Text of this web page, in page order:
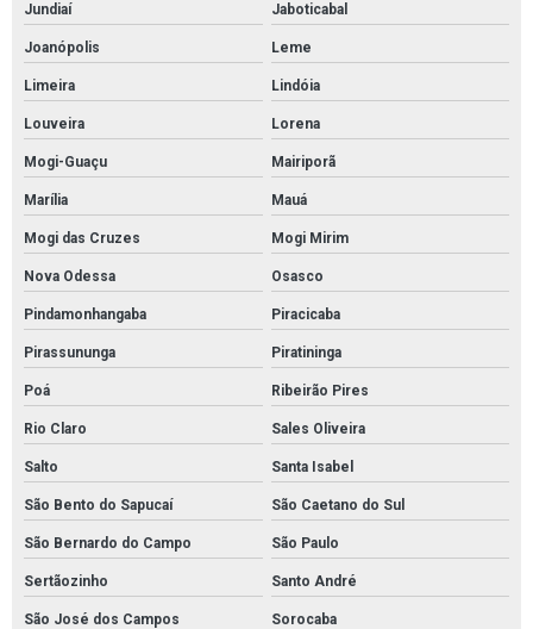
Revestimento piso autonivelante
Revestimento piso epóxi
Revestimento uretano
Revestimento uretano argamassado
Revestimento uretano autonivelante
Revestimento uretano preço
Tratamento de junta de dilatação
Tratamento de junta de dilatação em piso
Tratamento junta de dilatação estrutural
Tratamento lábio polimérico
Valor pintura poliuretano
Serviço de pintura epóxi para estacionamento em sp
Empresa que faz pintura de piso industrial
Pintura de piso industrial em são paulo
Jundiaí Jaboticabal
Joanópolis Leme
Limeira Lindóia
Louveira Lorena
Mogi-Guaçu Mairiporã
Marília Mauá
Mogi das Cruzes Mogi Mirim
Nova Odessa Osasco
Pindamonhangaba Piracicaba
Pirassununga Piratininga
Poá Ribeirão Pires
Rio Claro Sales Oliveira
Salto Santa Isabel
São Bento do Sapucaí São Caetano do Sul
São Bernardo do Campo São Paulo
Sertãozinho Santo André
São José dos Campos Sorocaba